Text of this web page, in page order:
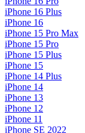
iPhone 16 Plus
iPhone 16
iPhone 15 Pro Max
iPhone 15 Pro
iPhone 15 Plus
iPhone 15
iPhone 14 Plus
iPhone 14
iPhone 13
iPhone 12
iPhone 11
iPhone SE 2022